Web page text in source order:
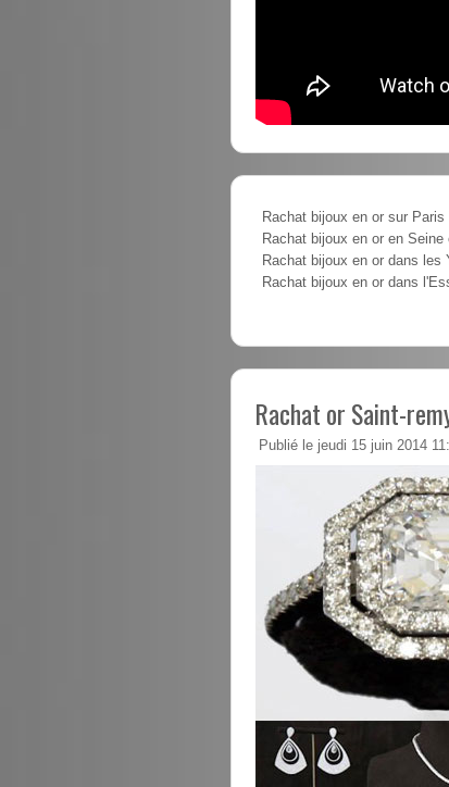
Rachat bijoux en or sur Paris
Rachat bijoux en or en Seine
Rachat bijoux en or dans les
Rachat bijoux en or dans
Rachat or Saint-
Publié le jeudi 15 juin 2014